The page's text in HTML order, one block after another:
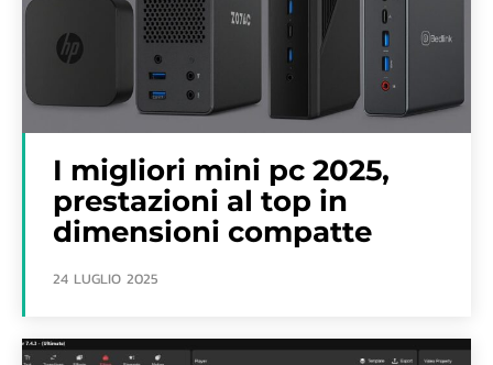
I migliori mini pc 2025,
prestazioni al top in
dimensioni compatte
24 LUGLIO 2025